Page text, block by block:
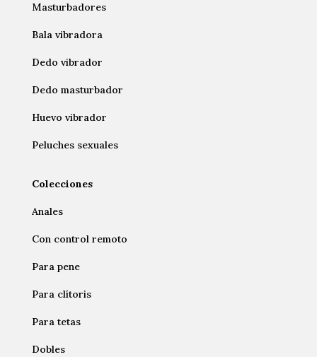
Masturbadores
Bala vibradora
Dedo vibrador
Dedo masturbador
Huevo vibrador
Peluches sexuales
Colecciones
Anales
Con control remoto
Para pene
Para clítoris
Para tetas
Dobles